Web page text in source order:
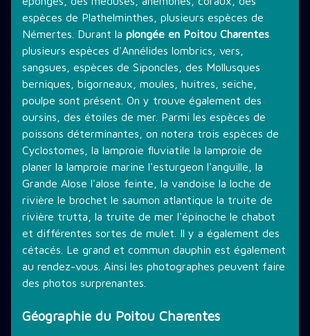
espèces de Plathelminthes, plusieurs espèces de
Némertes. Durant la plongée en Poitou Charentes
plusieurs espèces d'Annélides lombrics, vers,
sangsues, espèces de Siponcles, des Mollusques
berniques, bigorneaux, moules, huitres, seiche,
poulpe sont présent. On y trouve également des
oursins, des étoiles de mer. Parmi les espèces de
poissons déterminantes, on notera trois espèces de
Cyclostomes, la lamproie fluviatile la lamproie de
planer la lamproie marine l'esturgeon l'anguille, la
Grande Alose l'alose feinte, la vandoise la loche de
rivière le brochet le saumon atlantique la truite de
rivière trutta, la truite de mer l'épinoche le chabot
et différentes sortes de mulet. Il y a également des
cétacés. Le grand et commun dauphin est également
au rendez-vous. Ainsi les photographes peuvent faire
des photos surprenantes.
Géographie du Poitou Charentes